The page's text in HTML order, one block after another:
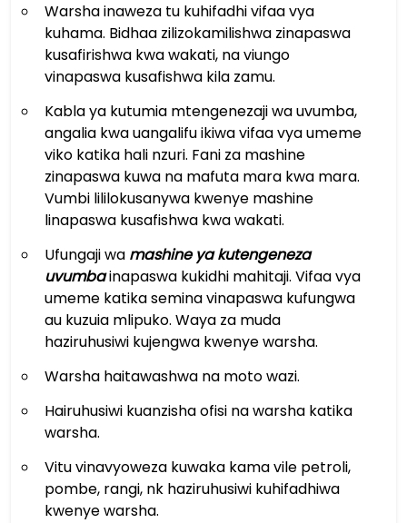
Warsha inaweza tu kuhifadhi vifaa vya
kuhama. Bidhaa zilizokamilishwa zinapaswa
kusafirishwa kwa wakati, na viungo
vinapaswa kusafishwa kila zamu.
Kabla ya kutumia mtengenezaji wa uvumba,
angalia kwa uangalifu ikiwa vifaa vya umeme
viko katika hali nzuri. Fani za mashine
zinapaswa kuwa na mafuta mara kwa mara.
Vumbi lililokusanywa kwenye mashine
linapaswa kusafishwa kwa wakati.
Ufungaji wa mashine ya kutengeneza
uvumbainapaswa kukidhi mahitaji. Vifaa vya
umeme katika semina vinapaswa kufungwa
au kuzuia mlipuko. Waya za muda
haziruhusiwi kujengwa kwenye warsha.
Warsha haitawashwa na moto wazi.
Hairuhusiwi kuanzisha ofisi na warsha katika
warsha.
Vitu vinavyoweza kuwaka kama vile petroli,
pombe, rangi, nk haziruhusiwi kuhifadhiwa
kwenye warsha.